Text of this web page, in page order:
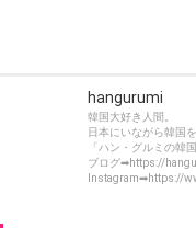
hangurumi
韓国大好き人間。
日本にいながら韓国
「ハン・グルミの韓
ブログ➡https://
Instagram➡https://